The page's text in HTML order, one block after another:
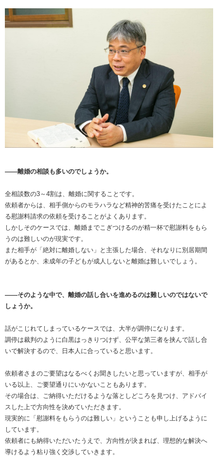
――離婚の相談も多いのでしょうか。
全相談数の3～4割は、離婚に関することです。
依頼者からは、相手側からのモラハラなど精神的苦痛を受けたことによ
る慰謝料請求の依頼を受けることがよくあります。
しかしそのケースでは、離婚までこぎつけるのが精一杯で慰謝料をもら
うのは難しいのが現実です。
また相手が「絶対に離婚しない」と主張した場合、それなりに別居期間
があるとか、未成年の子どもが成人しないと離婚は難しいでしょう。
――そのような中で、離婚の話し合いを進めるのは難しいのではないで
しょうか。
話がこじれてしまっているケースでは、大半が調停になります。
調停は裁判のように白黒はっきりつけず、公平な第三者を挟んで話し合
いで解決するので、日本人に合っていると思います。
依頼者さまのご要望はなるべくお聞きしたいと思っていますが、相手が
いる以上、ご要望通りにいかないこともあります。
その場合は、ご納得いただけるような落としどころを見つけ、アドバイ
スした上で方向性を決めていただきます。
現実的に「慰謝料をもらうのは難しい」ということも申し上げるように
しています。
依頼者にも納得いただいたうえで、方向性が決まれば、理想的な解決へ
導けるよう粘り強く交渉していきます。